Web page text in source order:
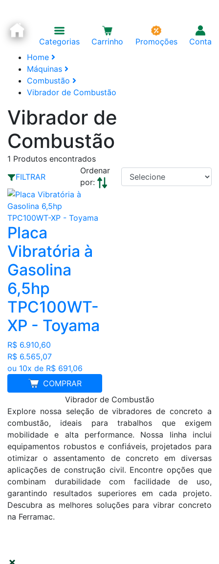
Categorias Carrinho Promoções
Conta
Home
Máquinas
Combustão
Vibrador de Combustão
Vibrador de
Combustão
1 Produtos encontrados
FILTRAR
Ordenar
por:
Placa
Vibratória à
Gasolina
6,5hp
TPC100WT-
XP - Toyama
R$ 6.910,60
R$ 6.565,07
ou 10x de R$ 691,06
COMPRAR
Vibrador de Combustão
Explore nossa seleção de vibradores de concreto a
combustão, ideais para trabalhos que exigem
mobilidade e alta performance. Nossa linha inclui
equipamentos robustos e confiáveis, projetados para
otimizar o assentamento de concreto em diversas
aplicações de construção civil. Encontre opções que
combinam durabilidade com facilidade de uso,
garantindo resultados superiores em cada projeto.
Descubra as melhores soluções para vibrar concreto
na Ferramac.